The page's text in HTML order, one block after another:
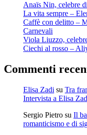
Anaïs Nin, celebre
La vita sempre –
Caffè con delitto –
Carnevali
Viola Liuzzo,
Ciechi al rosso –
Commenti
Elisa Zadi su Tra
Intervista a Elisa
Sergio Pietro su Il
romanticismo e di